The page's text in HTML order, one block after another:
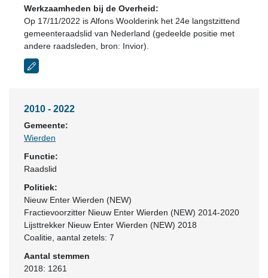
Werkzaamheden bij de Overheid:
Op 17/11/2022 is Alfons Woolderink het 24e langstzittend
gemeenteraadslid van Nederland (gedeelde positie met
andere raadsleden, bron: Invior).
2010 - 2022
Gemeente:
Wierden
Functie:
Raadslid
Politiek:
Nieuw Enter Wierden (NEW)
Fractievoorzitter Nieuw Enter Wierden (NEW) 2014-2020
Lijsttrekker Nieuw Enter Wierden (NEW) 2018
Coalitie , aantal zetels: 7
Aantal stemmen
2018: 1261